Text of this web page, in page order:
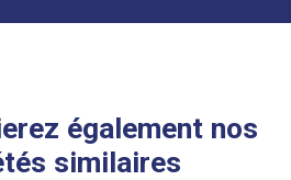
également nos
similaires